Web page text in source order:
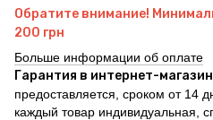
Обратите внимание!
200 грн
Больше информации об оплате
Гарантия в интернет-
предоставляется, сроком от 14
каждый товар индивидуальная,